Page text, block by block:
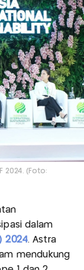
2024. (Foto:
dalam
2024. Astra
mendukung